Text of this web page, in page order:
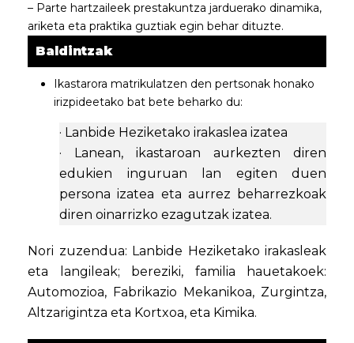
– Parte hartzaileek prestakuntza jarduerako dinamika,
ariketa eta praktika guztiak egin behar dituzte.
Baldintzak
Ikastarora matrikulatzen den pertsonak honako
irizpideetako bat bete beharko du:
· Lanbide Heziketako irakaslea izatea
· Lanean, ikastaroan aurkezten diren
edukien inguruan lan egiten duen
persona izatea eta aurrez beharrezkoak
diren oinarrizko ezagutzak izatea.
Nori zuzendua: Lanbide Heziketako irakasleak
eta langileak; bereziki, familia hauetakoek:
Automozioa, Fabrikazio Mekanikoa, Zurgintza,
Altzarigintza eta Kortxoa, eta Kimika.